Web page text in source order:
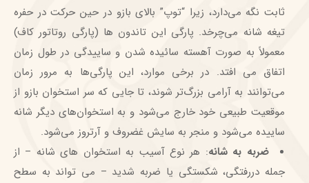
ثابت نگه می‌دارد، زیرا “توپ” بالای بازو در حین حرکت در حفره
تیغه شانه می‌چرخد. پارگی این تاندون ها (پارگی روتاتور کاف)
معمولاً به صورت آهسته سائیده شدن و ساییدگی در طول زمان
اتفاق می افتد. در برخی موارد، این پارگی‌ها به مرور زمان
می‌توانند به آرامی بزرگ‌تر شوند، تا جایی که سر استخوان بازو از
موقعیت طبیعی خود خارج می‌شود و به استخوان‌های دیگر شانه
ساییده می‌شود و منجر به سایش غضروف و آرتروز می‌شود.
ضربه به شانه: هر نوع آسیب به استخوان های شانه – از
جمله دررفتگی، شکستگی یا ضربه شدید – می تواند به سطح